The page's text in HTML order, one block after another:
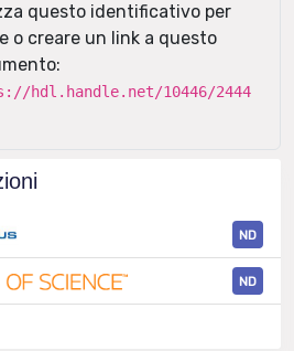
questo identificativo per
o creare un link a questo
hdl.handle.net/10446/2444
ND
ND